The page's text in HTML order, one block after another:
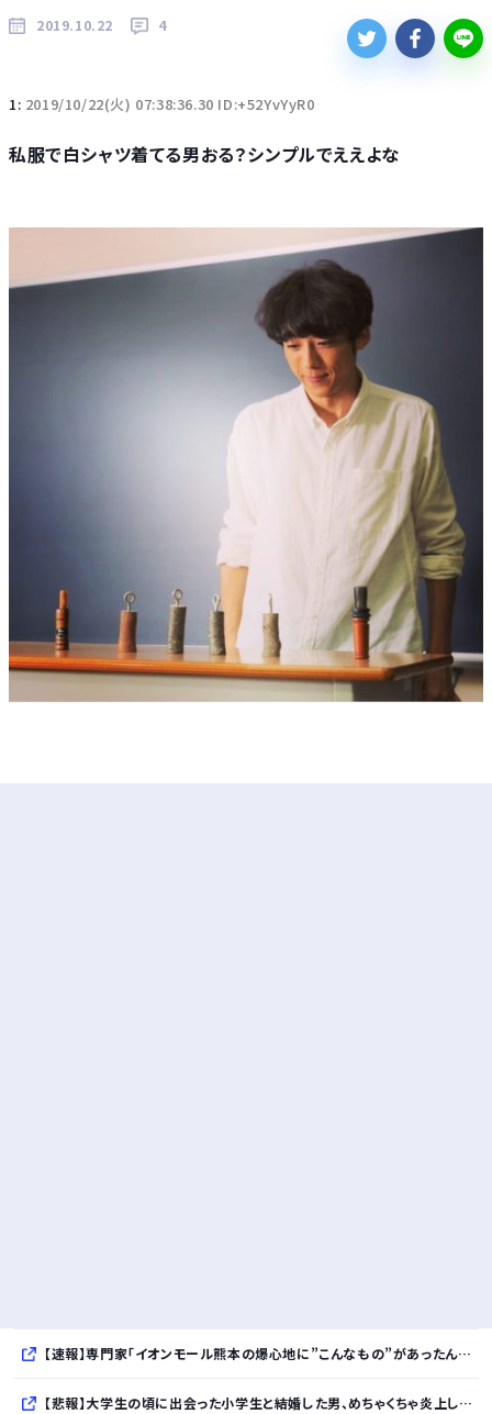
2019.10.22 4
1: 2019/10/22(火) 07:38:36.30 ID:+52YvYyR0
私服で白シャツ着てる男おる？シンプルでええよな
【速報】専門家「イオンモール熊本の爆心地に”こんなもの”があったんだけど…」
【悲報】大学生の頃に出会った小学生と結婚した男、めちゃくちゃ炎上してしまうwwwwwwwww